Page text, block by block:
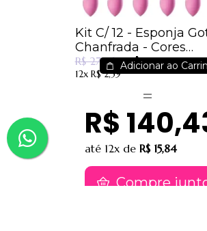
Kit C/ 12 - Esponja
Chanfrada - Cores
Sortidas - IM
R$ 27,96 R$ 22,99
12x R$ 2,59
Adicionar ao
R$
até 12x de R$ 15,84
Compre